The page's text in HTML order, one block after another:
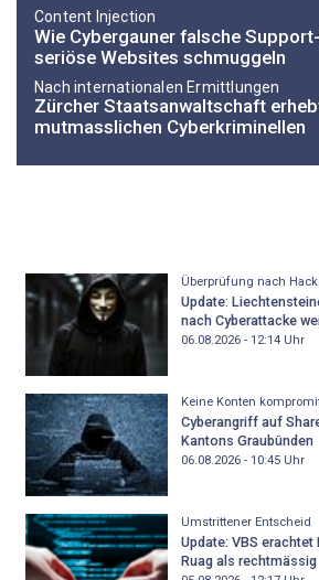
Content Injection
Wie Cybergauner falsche
seriöse Websites schmuggeln
Nach internationalen Ermittlungen
Zürcher Staatsanwaltschaft
mutmasslichen Cyberkriminellen
Überprüfung nach
Update:
nach Cyberattacke
06.08.2026 - 12:14Uhr
Keine Konten
Cyberangriff auf
Kantons Graubünden
06.08.2026 - 10:45Uhr
Umstrittener Entscheid
Update: VBS
Ruag als rechtmässig